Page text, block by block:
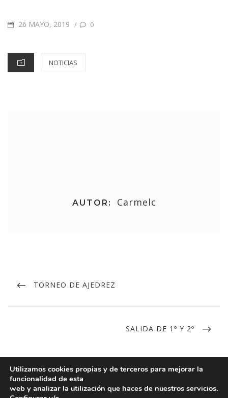
26 MAYO, 2019 / 0
NOTICIAS
AUTOR: Carmelc
TORNEO DE AJEDREZ
SALIDA DE 1º Y 2º
Utilizamos cookies propias y de terceros para mejorar la
funcionalidad de esta
web y analizar la utilización que haces de nuestros servicios.